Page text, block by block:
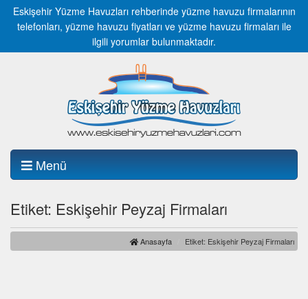
Eskişehir Yüzme Havuzları rehberinde yüzme havuzu firmalarının
telefonları, yüzme havuzu fiyatları ve yüzme havuzu firmaları ile
ilgili yorumlar bulunmaktadır.
Menü
Etiket: Eskişehir Peyzaj Firmaları
Anasayfa Etiket: Eskişehir Peyzaj Firmaları